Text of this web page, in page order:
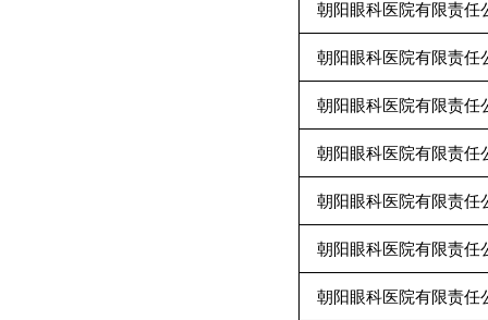
朝阳眼科医院有限责任
朝阳眼科医院有限责任
朝阳眼科医院有限责任
朝阳眼科医院有限责任
朝阳眼科医院有限责任
朝阳眼科医院有限责任
朝阳眼科医院有限责任